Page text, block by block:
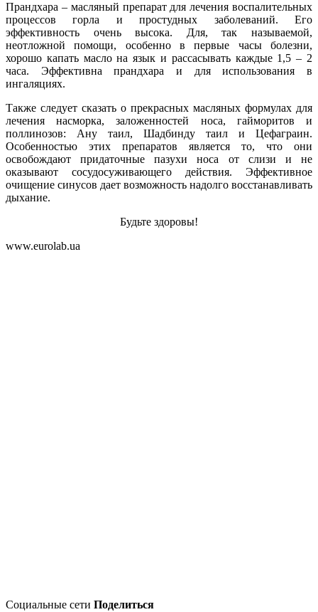
Прандхара – масляный препарат для лечения воспалительных
процессов горла и простудных заболеваний. Его
эффективность очень высока. Для, так называемой,
неотложной помощи, особенно в первые часы болезни,
хорошо капать масло на язык и рассасывать каждые 1,5 – 2
часа. Эффективна прандхара и для использования в
ингаляциях.
Также следует сказать о прекрасных масляных формулах для
лечения насморка, заложенностей носа, гайморитов и
поллинозов: Ану таил, Шадбинду таил и Цефаграин.
Особенностью этих препаратов является то, что они
освобождают придаточные пазухи носа от слизи и не
оказывают сосудосуживающего действия. Эффективное
очищение синусов дает возможность надолго восстанавливать
дыхание.
Будьте здоровы!
www.eurolab.ua
Социальные сети Поделиться